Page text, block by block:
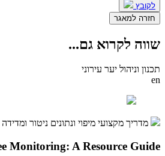
לקובץ
חזרה למאגר
שווה לקרוא גם...
תכנון וניהול יער עירוני
en
מדריך מקצועי מיפוי ונתונים ניטור ומדידה
Monitoring: A Resource Guide